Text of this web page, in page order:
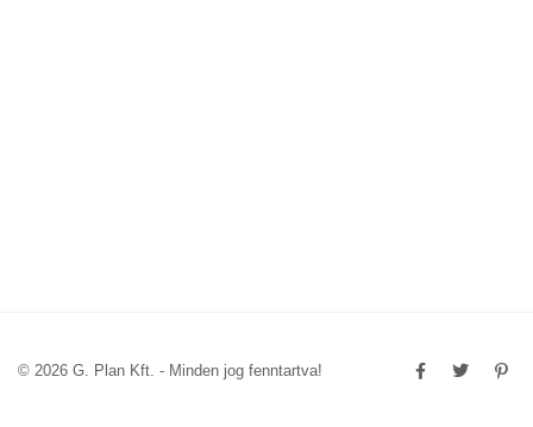
© 2026 G. Plan Kft. - Minden jog fenntartva!